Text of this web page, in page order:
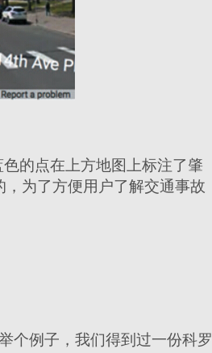
的点在上方地图上标注了肇
，为了方便用户了解交通事故
个例子，我们得到过一份科罗